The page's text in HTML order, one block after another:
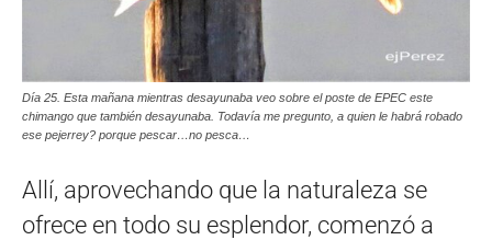
Día 25. Esta mañana mientras desayunaba veo sobre el poste de EPEC este
chimango que también desayunaba. Todavía me pregunto, a quien le habrá robado
ese pejerrey? porque pescar…no pesca…
Allí, aprovechando que la naturaleza se
ofrece en todo su esplendor, comenzó a